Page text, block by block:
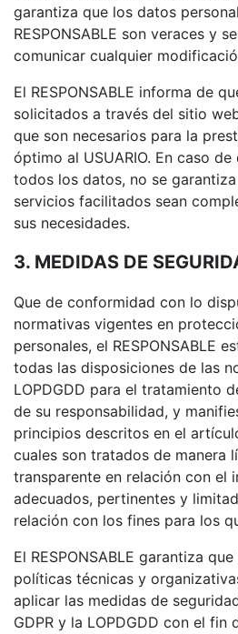
garantiza que los datos
RESPONSABLE son veraces y
comunicar cualquier
El RESPONSABLE informa de
solicitados a través del sitio
que son necesarios para la
óptimo al USUARIO. En caso
todos los datos, no se
servicios facilitados sean
sus necesidades.
3. MEDIDAS DE
Que de conformidad con lo
normativas vigentes en
personales, el RESPONSABLE
todas las disposiciones de las
LOPDGDD para el tratamiento
de su responsabilidad, y
principios descritos en el
cuales son tratados de manera
transparente en relación con el
adecuados, pertinentes y
relación con los fines para los
El RESPONSABLE garantiza
políticas técnicas y
aplicar las medidas de
GDPR y la LOPDGDD con el fin